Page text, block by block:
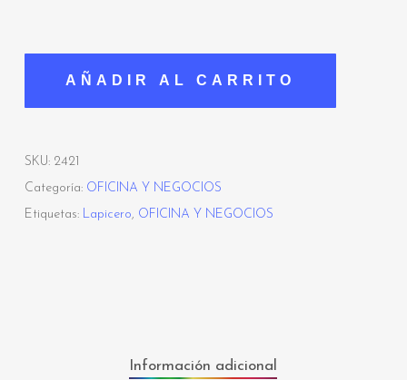
AÑADIR AL CARRITO
SKU: 2421
Categoría: OFICINA Y NEGOCIOS
Etiquetas: Lapicero, OFICINA Y NEGOCIOS
Información adicional